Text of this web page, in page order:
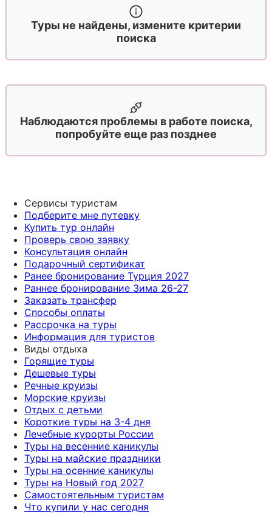
Туры не найдены, измените критерии
поиска
Наблюдаются проблемы в работе поиска,
попробуйте еще раз позднее
Сервисы туристам
Подберите мне путевку
Купить тур онлайн
Проверь свою заявку
Консультация онлайн
Подарочный сертификат
Ранее бронирование Турция 2027
Раннее бронирование Зима 26-27
Заказать трансфер
Способы оплаты
Рассрочка на туры
Информация для туристов
Виды отдыха
Горящие туры
Дешевые туры
Речные круизы
Морские круизы
Отдых с детьми
Короткие туры на 3-4 дня
Лечебные курорты России
Туры на весенние каникулы
Туры на майские праздники
Туры на осенние каникулы
Туры на Новый год 2027
Самостоятельным туристам
Что купили у нас сегодня